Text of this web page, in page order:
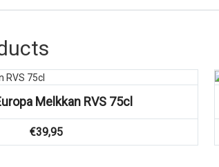
Melkkan RVS 75cl
€39,95
Vergelijk